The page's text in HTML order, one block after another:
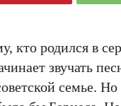
кто родился в
звучать
семье.